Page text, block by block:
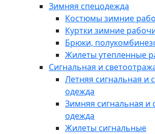
Зимняя спецодежда
Костюмы зимние
Куртки зимние
Брюки,
Жилеты утепленные
Сигнальная и
Летняя сигнальная и
одежда
Зимняя сигнальная
одежда
Жилеты сигнальные